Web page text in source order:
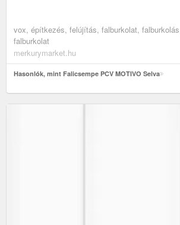
vox, építkezés, felújítás, falburkolat,
falburkolat
merkurymarket.hu
Hasonlók, mint Falicsempe PCV MOTIVO Selva